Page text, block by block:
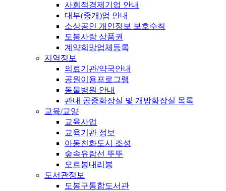
사회적경제기업 안내
대부(중개)업 안내
소상공인 개인정보 보호수칙
도봉사랑 상품권
계약희망업체등록
지역정보
의료기관/약국안내
공원이용프로그램
동물병원 안내
관내 공중화장실 및 개방화장실 목록
교육/교양
교육사업
교육기관 정보
아동친화도시 조성
숲속유람선 뚜뚜
오르봉내리봉
도서관정보
도봉구통합도서관